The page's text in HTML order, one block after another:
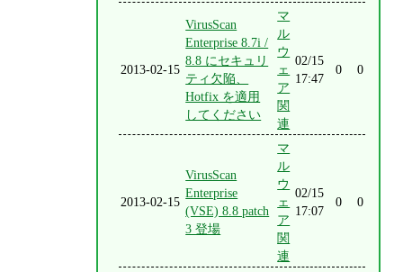
2013-02-15
VirusScan
Enterprise 8.7i /
8.8 にセキュリ
ティ欠陥、
Hotfix を適用
してください
マ
ル
ウ
ェ
ア
関
連
02/15
17:47
0 0
2013-02-15
VirusScan
Enterprise
(VSE) 8.8 patch
3 登場
マ
ル
ウ
ェ
ア
関
連
02/15
17:07
0 0